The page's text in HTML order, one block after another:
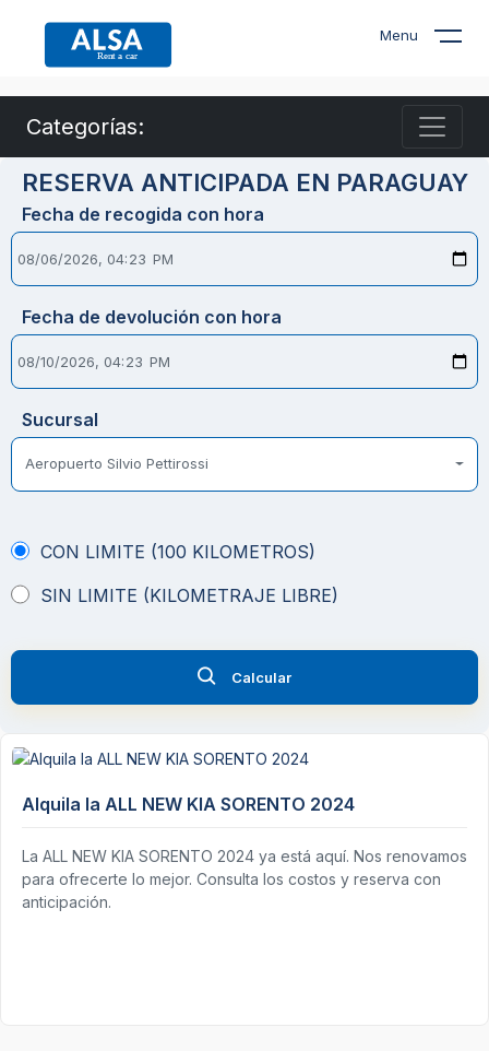
Menu
Categorías:
RESERVA ANTICIPADA EN PARAGUAY
Fecha de recogida con hora
Fecha de devolución con hora
Sucursal
Aeropuerto Silvio Pettirossi
CON LIMITE (100 KILOMETROS)
SIN LIMITE (KILOMETRAJE LIBRE)
Calcular
Alquila la ALL NEW KIA SORENTO 2024
La ALL NEW KIA SORENTO 2024 ya está aquí. Nos renovamos
para ofrecerte lo mejor. Consulta los costos y reserva con
anticipación.